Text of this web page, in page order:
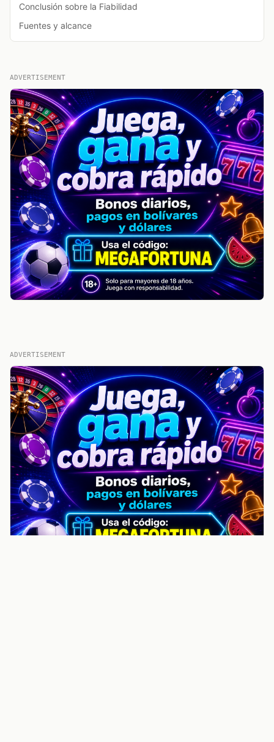
Conclusión sobre la Fiabilidad
Fuentes y alcance
ADVERTISEMENT
ADVERTISEMENT